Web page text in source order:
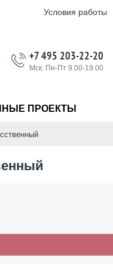
Условия работы
+7 495 203-22-20
Мск: Пн-Пт 9.00-19.00
ПРОЕКТЫ